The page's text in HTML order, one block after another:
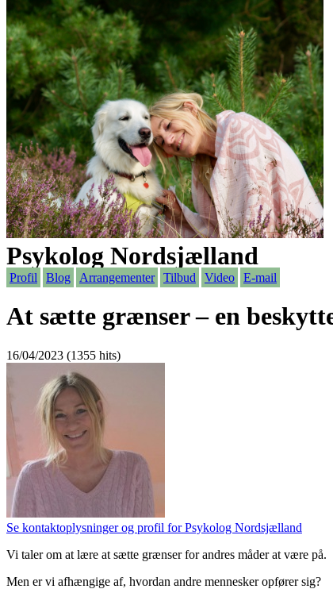
Psykolog Nordsjælland
Profil Blog Arrangementer Tilbud Video E-mail
At sætte grænser – en
16/04/2023 (1355 hits)
Se kontaktoplysninger og profil for Psykolog Nordsjælland
Vi taler om at lære at sætte grænser for andres måder at være på.
Men er vi afhængige af, hvordan andre mennesker opfører sig?